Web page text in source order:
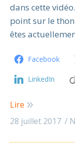
dans cette
point sur le
êtes
Facebook
LinkedIn
Lire
28 juillet 2017